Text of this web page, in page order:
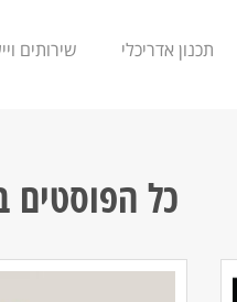
תכנון אדריכלי שירותים
כל הפוסטים